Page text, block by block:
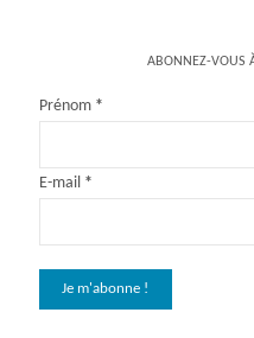
ABONNEZ-VOUS
Prénom *
E-mail *